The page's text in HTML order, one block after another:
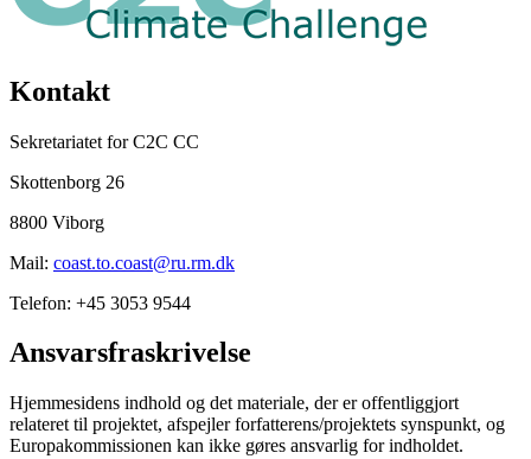
Kontakt
Sekretariatet for C2C CC
Skottenborg 26
8800 Viborg
Mail: coast.to.coast@ru.rm.dk
Telefon: +45 3053 9544
Ansvarsfraskrivelse
Hjemmesidens indhold og det materiale, der er offentliggjort
relateret til projektet, afspejler forfatterens/projektets synspunkt, og
Europakommissionen kan ikke gøres ansvarlig for indholdet.